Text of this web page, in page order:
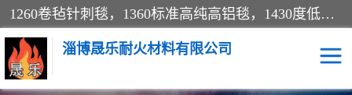
1260卷毡针刺毯，1360标准高纯高铝毯，1430度低锆锆铝含锆毯，普通挡渣棉卷毡，防火纸、挡火板、隔热垫片模块、棉块、折叠块、散棉高温固化剂价格规格密度多少钱图片视频立方平米参数指标
淄博晟乐耐火材料有限公司